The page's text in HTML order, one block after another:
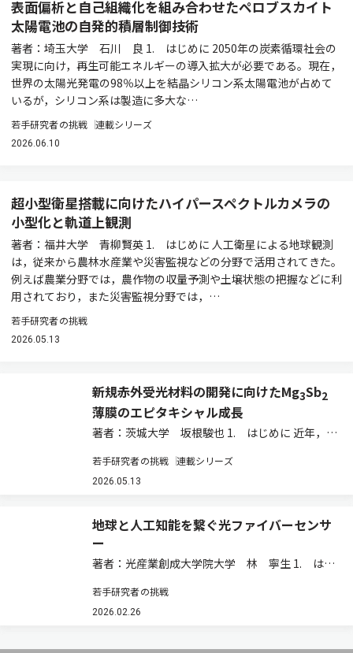
表面偏析と自己組織化を組み合わせたペロブスカイト
太陽電池の自発的積層制御技術
著者：埼玉大学 石川 良 1. はじめに 2050年の炭素循環社会の
実現に向け，再生可能エネルギーの導入拡大が必要である。現在，
世界の太陽光発電の98％以上を結晶シリコン系太陽電池が占めて
いるが，シリコン系は製造に多大な…
若手研究者の挑戦 連載シリーズ
2026.06.10
超小型衛星搭載に向けたハイパースペクトルカメラの
小型化と軌道上観測
著者：福井大学 青柳賢英 1. はじめに 人工衛星による地球観測
は，従来から農林水産業や災害監視などの分野で活用されてきた。
例えば農業分野では，農作物の収量予測や土壌状態の把握などに利
用されており，また災害監視分野では，…
若手研究者の挑戦
2026.05.13
新規赤外受光材料の開発に向けたMg3Sb2
薄膜のエピタキシャル成長
著者：茨城大学 坂根駿也 1. はじめに 近年，人
自律航行ドローン，自動運転技術などの急速な発
展に伴い，多様な波長帯域における赤外受光セン
若手研究者の挑戦 連載シリーズ
2026.05.13
地球と人工知能を繋ぐ光ファイバーセンサ
ー
著者：光産業創成大学院大学 林 寧生 1. はじ
り，電車の中で無意識に開くソーシャルネットワ
ークサービス（SNS）。そのコンテンツは人が作
若手研究者の挑戦
2026.02.26